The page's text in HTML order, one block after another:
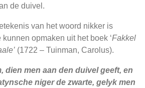
de duivel.
van het woord nikker is
opmaken uit het boek ‘Fakkel
(1722 – Tuinman, Carolus).
dien men aan den duivel geeft, en
niger de zwarte, gelyk men